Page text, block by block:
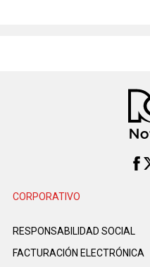
CORPORATIVO
RESPONSABILIDAD SOCIAL
FACTURACIÓN ELECTRÓNICA